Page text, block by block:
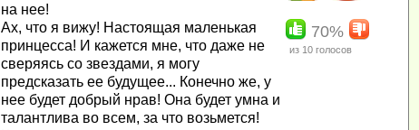
на нее!
Ах, что я вижу! Настоящая маленькая
принцесса! И кажется мне, что даже не
сверяясь со звездами, я могу
предсказать ее будущее... Конечно же, у
нее будет добрый нрав! Она будет умна и
талантлива во всем, за что возьмется!
70%
из 10 голосов